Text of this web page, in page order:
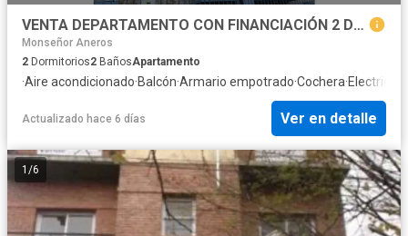
VENTA DEPARTAMENTO CON FINANCIACIÓN 2 DORMITORIOS CENTRO MORÓN
Monseñor Aneros
2 Dormitorios2 BañosApartamento
·Aire acondicionado·Balcón·Armario empotrado·Cochera·
Actualizado hace 6 días Ver en detalle
1 /6